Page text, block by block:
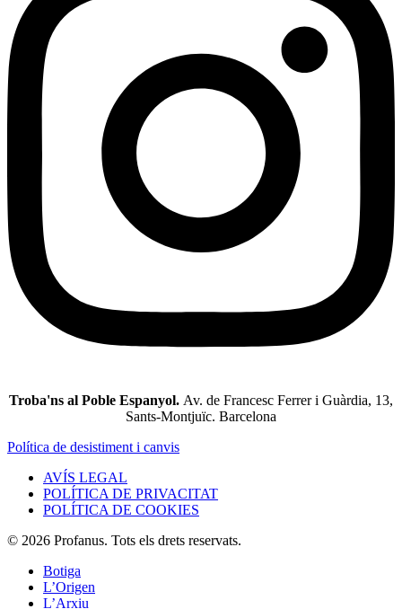
Troba'ns al Poble Espanyol. Av. de Francesc Ferrer i Guàrdia, 13,
Sants-Montjuïc. Barcelona
Política de desistiment i canvis
AVÍS LEGAL
POLÍTICA DE PRIVACITAT
POLÍTICA DE COOKIES
© 2026 Profanus. Tots els drets reservats.
Botiga
L’Origen
L’Arxiu